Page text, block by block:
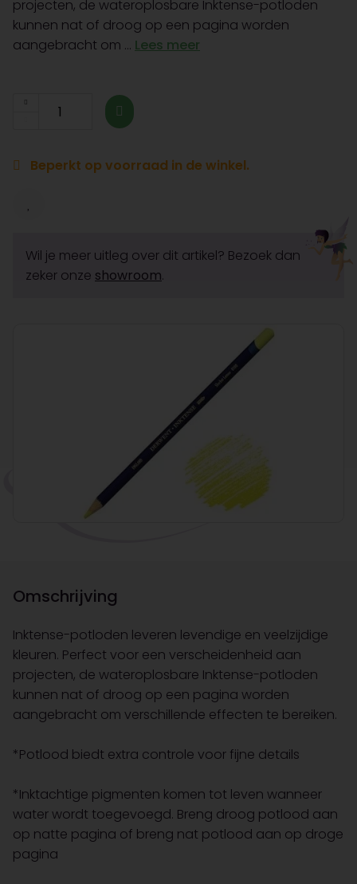
projecten, de wateroplosbare Inktense-potloden
kunnen nat of droog op een pagina worden
aangebracht om ... Lees meer
Beperkt op voorraad in de winkel.
Wil je meer uitleg over dit artikel? Bezoek dan
zeker onze showroom.
Omschrijving
Inktense-potloden leveren levendige en veelzijdige
kleuren. Perfect voor een verscheidenheid aan
projecten, de wateroplosbare Inktense-potloden
kunnen nat of droog op een pagina worden
aangebracht om verschillende effecten te bereiken.
*Potlood biedt extra controle voor fijne details
*Inktachtige pigmenten komen tot leven wanneer
water wordt toegevoegd. Breng droog potlood aan
op natte pagina of breng nat potlood aan op droge
pagina